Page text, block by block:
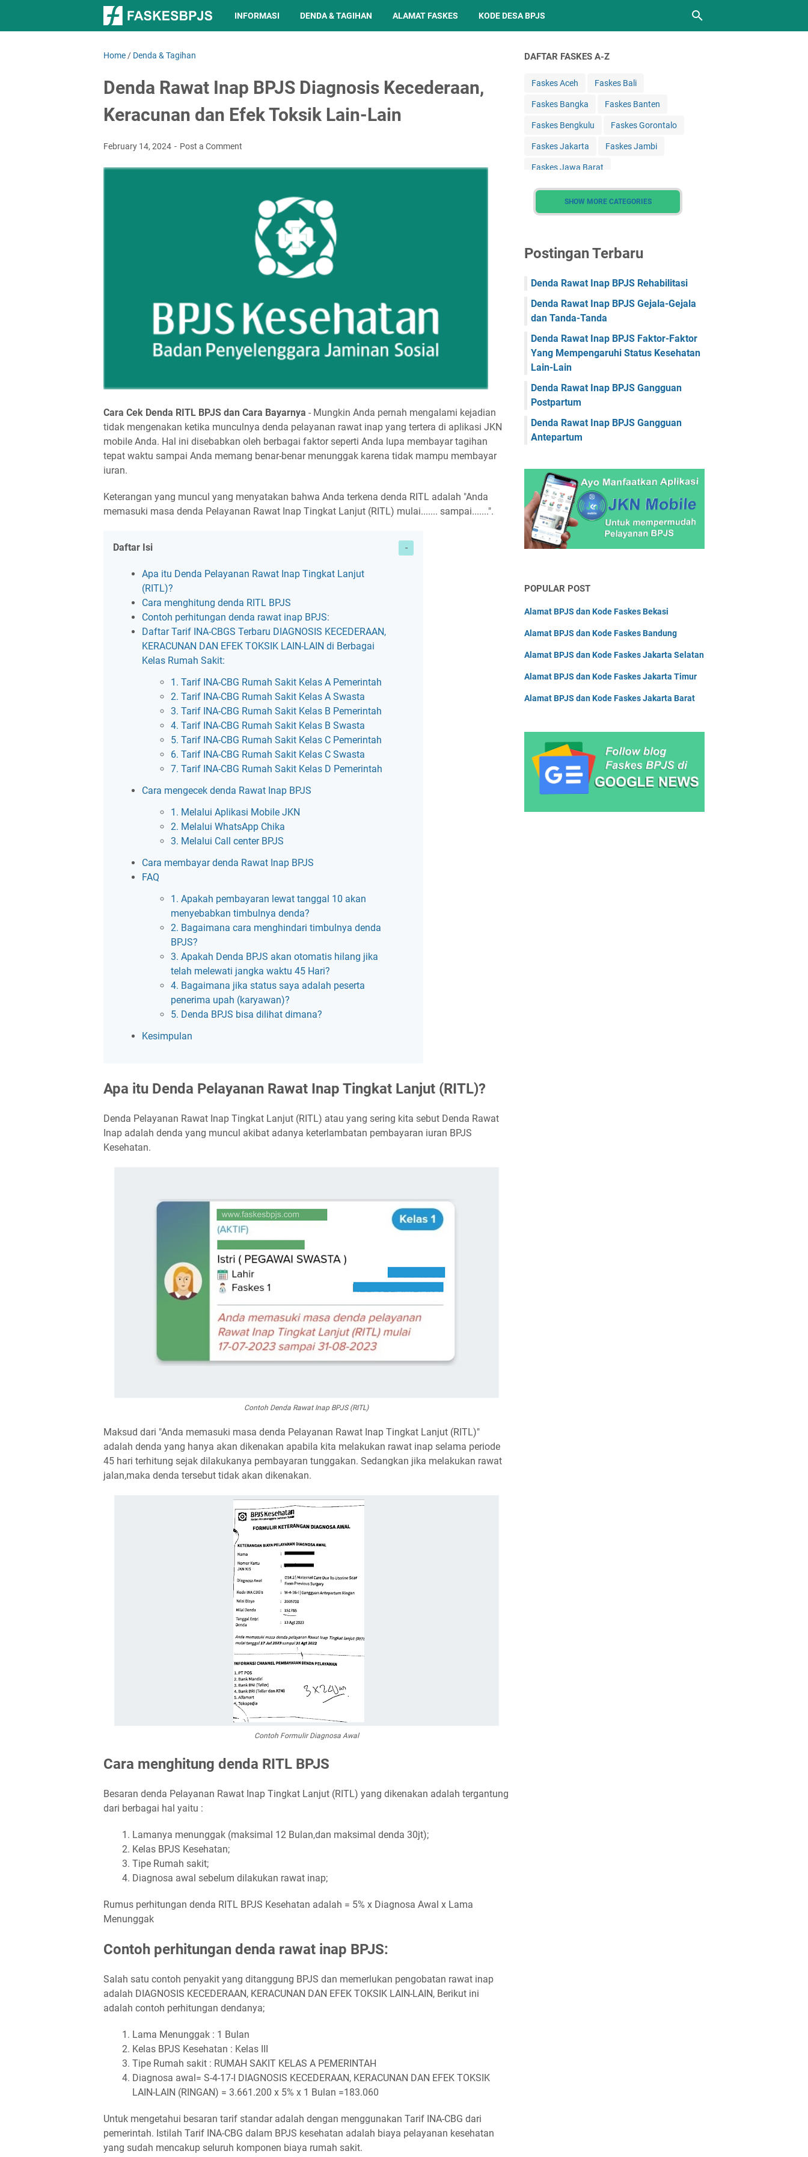
INFORMASI DENDA & TAGIHAN ALAMAT FASKES KODE DESA BPJS
Home / Denda & Tagihan
Denda Rawat Inap BPJS Diagnosis Kecederaan,
Keracunan dan Efek Toksik Lain-Lain
February 14, 2024 Post a Comment
Cara Cek Denda RITL BPJS dan Cara Bayarnya - Mungkin Anda pernah mengalami kejadian
tidak mengenakan ketika munculnya denda pelayanan rawat inap yang tertera di aplikasi JKN
mobile Anda. Hal ini disebabkan oleh berbagai faktor seperti Anda lupa membayar tagihan
tepat waktu sampai Anda memang benar-benar menunggak karena tidak mampu membayar
iuran.
Keterangan yang muncul yang menyatakan bahwa Anda terkena denda RITL adalah "Anda
memasuki masa denda Pelayanan Rawat Inap Tingkat Lanjut (RITL) mulai....... sampai.......".
Daftar Isi
Apa itu Denda Pelayanan Rawat Inap Tingkat Lanjut
(RITL)?
Cara menghitung denda RITL BPJS
Contoh perhitungan denda rawat inap BPJS:
Daftar Tarif INA-CBGS Terbaru DIAGNOSIS KECEDERAAN,
KERACUNAN DAN EFEK TOKSIK LAIN-LAIN di Berbagai
Kelas Rumah Sakit:
1. Tarif INA-CBG Rumah Sakit Kelas A Pemerintah
2. Tarif INA-CBG Rumah Sakit Kelas A Swasta
3. Tarif INA-CBG Rumah Sakit Kelas B Pemerintah
4. Tarif INA-CBG Rumah Sakit Kelas B Swasta
5. Tarif INA-CBG Rumah Sakit Kelas C Pemerintah
6. Tarif INA-CBG Rumah Sakit Kelas C Swasta
7. Tarif INA-CBG Rumah Sakit Kelas D Pemerintah
Cara mengecek denda Rawat Inap BPJS
1. Melalui Aplikasi Mobile JKN
2. Melalui WhatsApp Chika
3. Melalui Call center BPJS
Cara membayar denda Rawat Inap BPJS
FAQ
1. Apakah pembayaran lewat tanggal 10 akan
menyebabkan timbulnya denda?
2. Bagaimana cara menghindari timbulnya denda
BPJS?
3. Apakah Denda BPJS akan otomatis hilang jika
telah melewati jangka waktu 45 Hari?
4. Bagaimana jika status saya adalah peserta
penerima upah (karyawan)?
5. Denda BPJS bisa dilihat dimana?
Kesimpulan
Apa itu Denda Pelayanan Rawat Inap Tingkat Lanjut (RITL)?
Denda Pelayanan Rawat Inap Tingkat Lanjut (RITL) atau yang sering kita sebut Denda Rawat
Inap adalah denda yang muncul akibat adanya keterlambatan pembayaran iuran BPJS
Kesehatan.
Contoh Denda Rawat Inap BPJS (RITL)
Maksud dari "Anda memasuki masa denda Pelayanan Rawat Inap Tingkat Lanjut (RITL)"
adalah denda yang hanya akan dikenakan apabila kita melakukan rawat inap selama periode
45 hari terhitung sejak dilakukanya pembayaran tunggakan. Sedangkan jika melakukan rawat
jalan,maka denda tersebut tidak akan dikenakan.
Contoh Formulir Diagnosa Awal
Cara menghitung denda RITL BPJS
Besaran denda Pelayanan Rawat Inap Tingkat Lanjut (RITL) yang dikenakan adalah tergantung
dari berbagai hal yaitu :
Lamanya menunggak (maksimal 12 Bulan,dan maksimal denda 30jt);
Kelas BPJS Kesehatan;
Tipe Rumah sakit;
Diagnosa awal sebelum dilakukan rawat inap;
Rumus perhitungan denda RITL BPJS Kesehatan adalah = 5% x Diagnosa Awal x Lama
Menunggak
Contoh perhitungan denda rawat inap BPJS:
Salah satu contoh penyakit yang ditanggung BPJS dan memerlukan pengobatan rawat inap
adalah DIAGNOSIS KECEDERAAN, KERACUNAN DAN EFEK TOKSIK LAIN-LAIN, Berikut ini
adalah contoh perhitungan dendanya;
Lama Menunggak : 1 Bulan
Kelas BPJS Kesehatan : Kelas III
Tipe Rumah sakit : RUMAH SAKIT KELAS A PEMERINTAH
Diagnosa awal= S-4-17-I DIAGNOSIS KECEDERAAN, KERACUNAN DAN EFEK TOKSIK
LAIN-LAIN (RINGAN) = 3.661.200 x 5% x 1 Bulan =183.060
Untuk mengetahui besaran tarif standar adalah dengan menggunakan Tarif INA-CBG dari
pemerintah. Istilah Tarif INA-CBG dalam BPJS kesehatan adalah biaya pelayanan kesehatan
yang sudah mencakup seluruh komponen biaya rumah sakit.
DAFTAR FASKES A-Z
Faskes Aceh Faskes Bali
Faskes Bangka Faskes Banten
Faskes Bengkulu Faskes Gorontalo
Faskes Jakarta Faskes Jambi
Faskes Jawa Barat
Faskes Jawa Tengah
Faskes Jawa Timur
Faskes Kalimantan Selatan
Faskes Kalimantan Utara
Faskes Kepulauan Riau
Faskes Lampung Faskes Maluku
Faskes Nusa Tenggara Barat
Faskes Nusa Tenggara Timur
Faskes Papua
Faskes Papua Pegunungan
Faskes Papua Selatan
Faskes Papua Tengah Faskes Riau
Faskes Sulawesi Barat
Faskes Sulawesi Tengah
Faskes Sulawesi Tenggara
Faskes Sulawesi Utara
Faskes Sumatera Barat
Faskes Sumatera Selatan
Faskes Sumatera Utara
SHOW MORE CATEGORIES
Postingan Terbaru
Denda Rawat Inap BPJS Rehabilitasi
Denda Rawat Inap BPJS Gejala-Gejala
dan Tanda-Tanda
Denda Rawat Inap BPJS Faktor-Faktor
Yang Mempengaruhi Status Kesehatan
Lain-Lain
Denda Rawat Inap BPJS Gangguan
Postpartum
Denda Rawat Inap BPJS Gangguan
Antepartum
POPULAR POST
Alamat BPJS dan Kode Faskes Bekasi
Alamat BPJS dan Kode Faskes Bandung
Alamat BPJS dan Kode Faskes Jakarta Selatan
Alamat BPJS dan Kode Faskes Jakarta Timur
Alamat BPJS dan Kode Faskes Jakarta Barat